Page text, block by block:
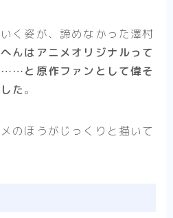
く姿が、諦めなかった澤村
んはアニメオリジナルって
……と原作ファンとして偉そ
た。
のほうがじっくりと描いて